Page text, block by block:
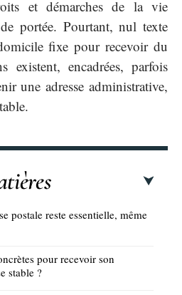
et démarches de la vie
portée. Pourtant, nul texte
fixe pour recevoir du
existent, encadrées, parfois
une adresse administrative,
postale reste essentielle, même
pour recevoir son
stable ?